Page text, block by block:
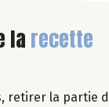
larecette
retirer la partie